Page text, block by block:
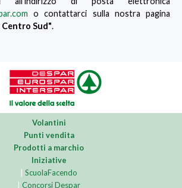
o contattarci sulla nostra pagina
Centro Sud".
Volantini
Punti vendita
Prodotti a marchio
Iniziative
ScuolaFacendo
Concorsi Despar